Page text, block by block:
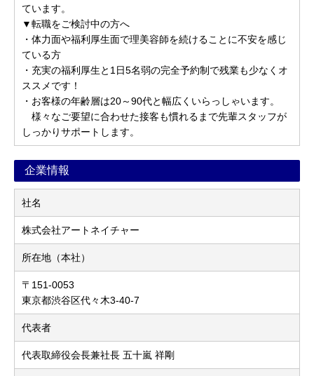
ています。
▼転職をご検討中の方へ
・体力面や福利厚生面で理美容師を続けることに不安を感じ
ている方
・充実の福利厚生と1日5名弱の完全予約制で残業も少なくオ
ススメです！
・お客様の年齢層は20～90代と幅広くいらっしゃいます。
様々なご要望に合わせた接客も慣れるまで先輩スタッフが
しっかりサポートします。
企業情報
社名
株式会社アートネイチャー
所在地（本社）
〒151-0053
東京都渋谷区代々木3-40-7
代表者
代表取締役会長兼社長 五十嵐 祥剛